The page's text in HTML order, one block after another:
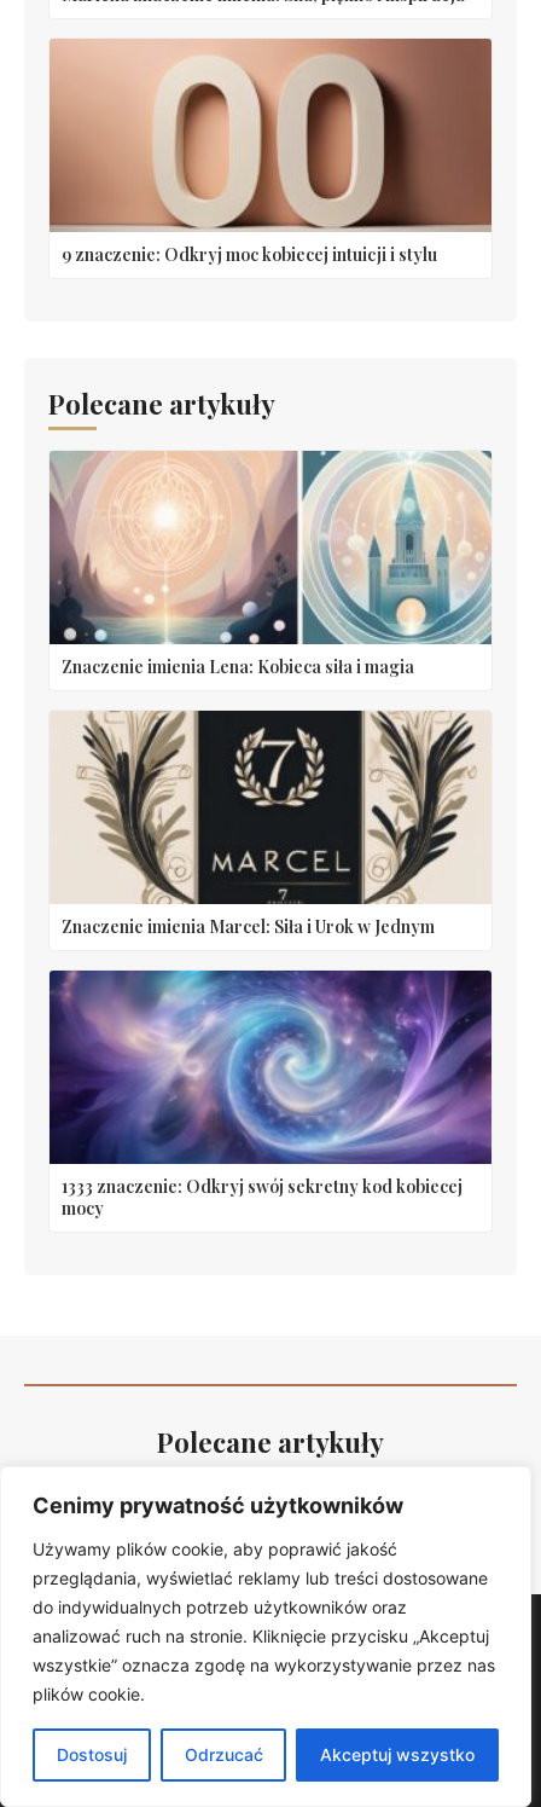
Cenimy prywatność użytkowników
Używamy plików cookie, aby poprawić jakość
przeglądania, wyświetlać reklamy lub treści dostosowane
do indywidualnych potrzeb użytkowników oraz
analizować ruch na stronie. Kliknięcie przycisku „Akceptuj
wszystkie” oznacza zgodę na wykorzystywanie przez nas
plików cookie.
Dostosuj Odrzucać Akceptuj wszystko
9 znaczenie: Odkryj moc kobiecej intuicji i stylu
Polecane artykuły
Znaczenie imienia Lena: Kobieca siła i magia
Znaczenie imienia Marcel: Siła i Urok w Jednym
1333 znaczenie: Odkryj swój sekretny kod kobiecej
mocy
Polecane artykuły
Kobietanatopie
Kobietanatopie – Twój codzienny przewodnik po stylu i
KATEGORIE